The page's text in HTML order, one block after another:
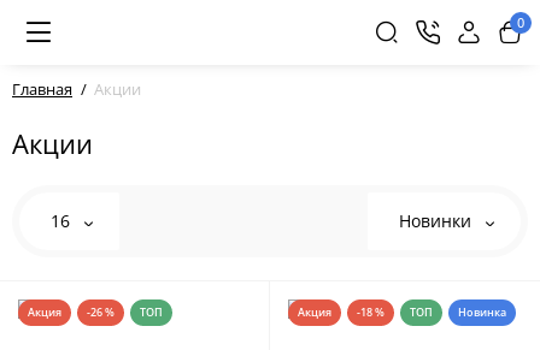
0
Главная Акции
Акции
16 Новинки
Акция -26 % ТОП Акция -18 % ТОП Новинка